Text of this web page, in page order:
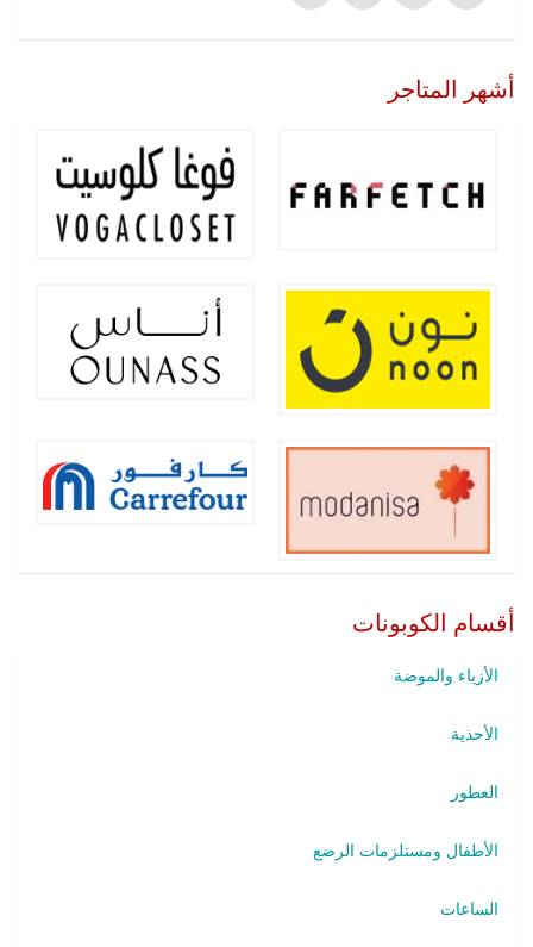
أشهر المتاجر
أقسام الكوبونات
الأزياء والموضة
الأحذية
العطور
الأطفال ومستلزمات الرضع
الساعات